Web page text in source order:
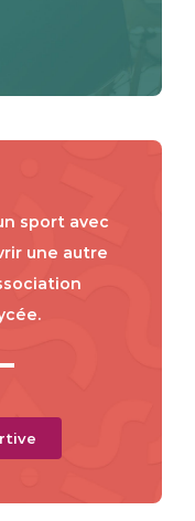
sport avec
une autre